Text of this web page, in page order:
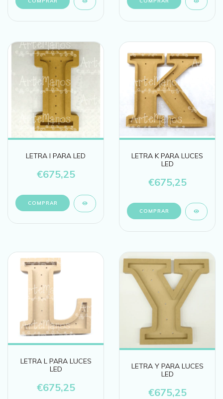
LETRA I PARA LED
€675,25
LETRA K PARA LUCES
LED
€675,25
LETRA L PARA LUCES
LED
€675,25
LETRA Y PARA LUCES
LED
€675,25